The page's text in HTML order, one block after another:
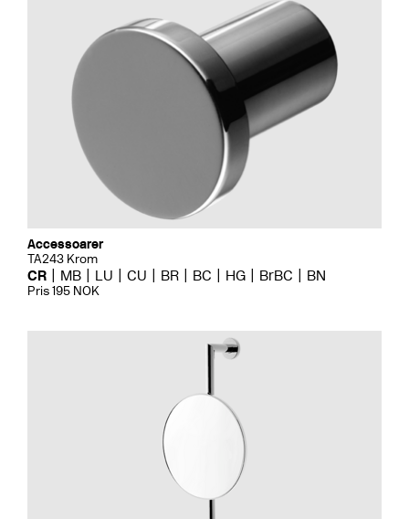
Accessoarer
TA243 Krom
CR MB LU CU BR BC HG BrBC BN
Pris 195 NOK